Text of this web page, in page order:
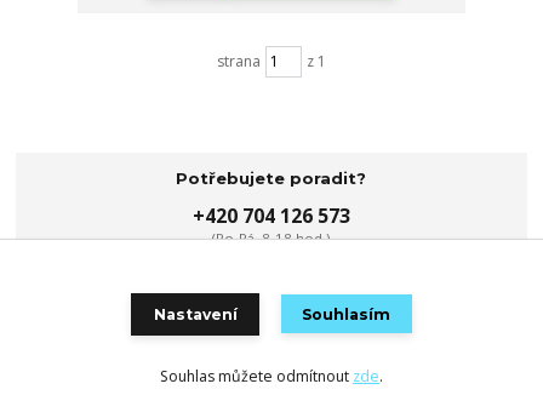
strana z 1
Potřebujete poradit?
+420 704 126 573
(Po-Pá, 8-18 hod.)
info@djmobil.cz
Nastavení Souhlasím
Souhlas můžete odmítnout zde.